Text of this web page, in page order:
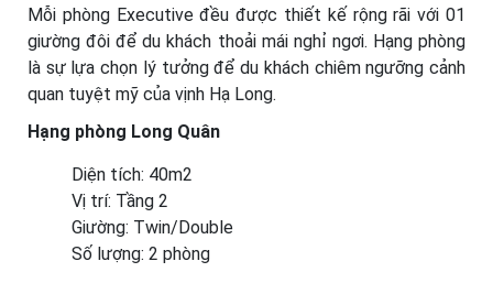
Mỗi phòng Executive đều được thiết kế rộng rãi với 01
giường đôi để du khách thoải mái nghỉ ngơi. Hạng phòng
là sự lựa chọn lý tưởng để du khách chiêm ngưỡng cảnh
quan tuyệt mỹ của vịnh Hạ Long.
Hạng phòng Long Quân
Diện tích: 40m2
Vị trí: Tầng 2
Giường: Twin/Double
Số lượng: 2 phòng